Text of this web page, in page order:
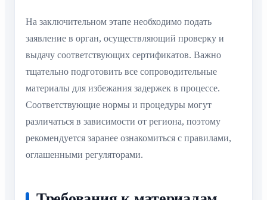
На заключительном этапе необходимо подать
заявление в орган, осуществляющий проверку и
выдачу соответствующих сертификатов. Важно
тщательно подготовить все сопроводительные
материалы для избежания задержек в процессе.
Соответствующие нормы и процедуры могут
различаться в зависимости от региона, поэтому
рекомендуется заранее ознакомиться с правилами,
оглашенными регуляторами.